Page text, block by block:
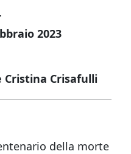
2023
Cristina Crisafulli
della morte